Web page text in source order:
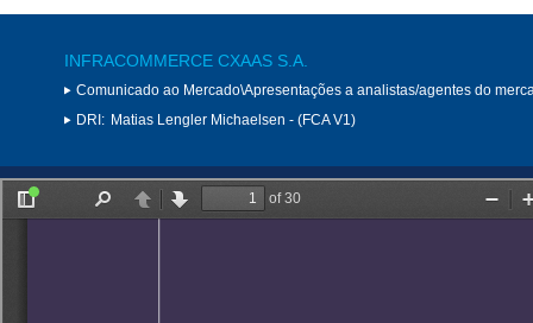
INFRACOMMERCE CXAAS S.A.
Comunicado ao Mercado\Apresentações a analistas/agentes do
DRI: Matias Lengler Michaelsen - (FCA V1)